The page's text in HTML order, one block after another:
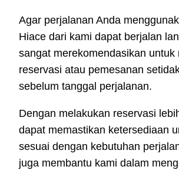
Agar perjalanan Anda
Hiace dari kami dapat berjalan
sangat merekomendasikan untuk
reservasi atau pemesanan
sebelum tanggal perjalanan.
Dengan melakukan reservasi
dapat memastikan ketersediaan
sesuai dengan kebutuhan
juga membantu kami dalam